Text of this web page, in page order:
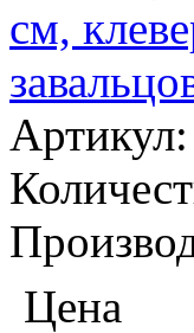
Артикул:
Цена